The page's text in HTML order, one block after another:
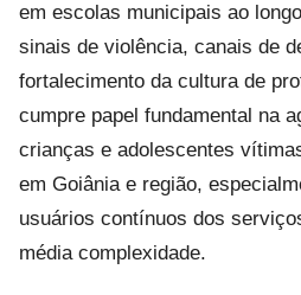
em escolas municipais ao
sinais de violência, canais de
fortalecimento da cultura de
cumpre papel fundamental na
crianças e adolescentes
em Goiânia e região,
usuários contínuos dos
média complexidade.